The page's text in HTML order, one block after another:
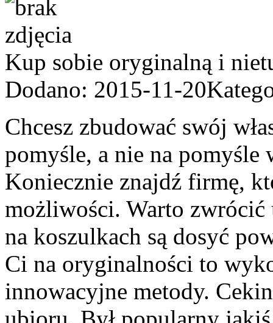
Kup sobie oryginalną i
Dodano: 2015-11-20
Chcesz zbudować swój
pomyśle, a nie na
Koniecznie znajdź firmę,
możliwości. Warto zwrócić
na koszulkach są dosyć
Ci na oryginalności to
innowacyjne metody.